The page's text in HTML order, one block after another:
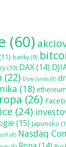
(60)
banky(9)
(10) DAX(14)
(22) Dow Jones (8)
(18) ethereum
(26)
(24)
(15) Japonsko
(8) Nasdaq